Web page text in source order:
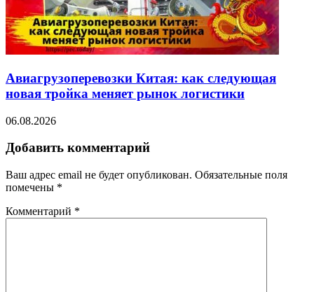
Авиагрузоперевозки Китая: как следующая
новая тройка меняет рынок логистики
06.08.2026
Добавить комментарий
Ваш адрес email не будет опубликован. Обязательные поля
помечены *
Комментарий *